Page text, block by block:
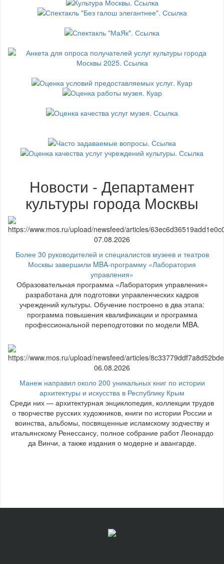
Новости - Департамент
культуры города Москвы
07.08.2026
Более 30 руководителей и специалистов музеев и театров
Москвы завершили MBA-программу «Лаборатория
управления»
Образовательная программа «Лаборатория управления»
разработана для подготовки управленческих кадров
учреждений культуры. Обучение построено в два этапа:
программа повышения квалификации и программа
профессиональной переподготовки по модели MBA.
06.08.2026
Манеж направил около 200 уникальных книг по истории
архитектуры и искусства в Республику Крым
Среди них — архитектурная энциклопедия, коллекции трудов
о творчестве русских художников, книги по истории России и
воинства, альбомы, посвященные исламскому зодчеству и
итальянскому Ренессансу, полное собрание работ Леонардо
да Винчи, а также издания о модерне и авангарде.